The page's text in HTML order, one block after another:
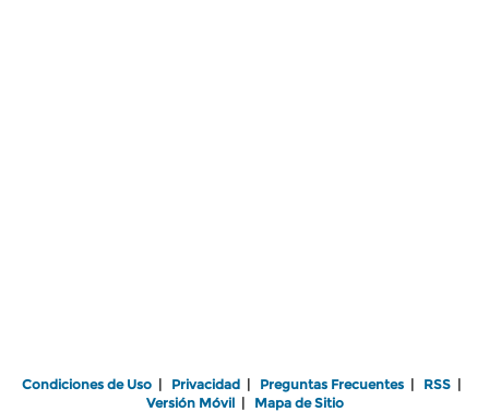
Condiciones de Uso | Privacidad | Preguntas Frecuentes | RSS |
Versión Móvil| Mapa de Sitio